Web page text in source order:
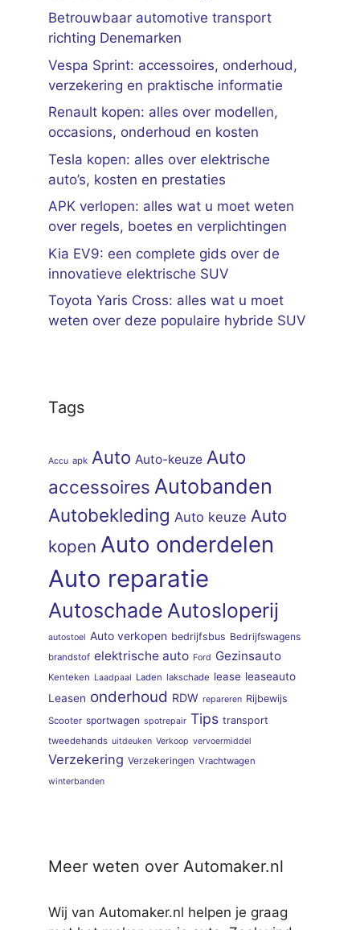
Betrouwbaar automotive transport
richting Denemarken
Vespa Sprint: accessoires, onderhoud,
verzekering en praktische informatie
Renault kopen: alles over modellen,
occasions, onderhoud en kosten
Tesla kopen: alles over elektrische
auto’s, kosten en prestaties
APK verlopen: alles wat u moet weten
over regels, boetes en verplichtingen
Kia EV9: een complete gids over de
innovatieve elektrische SUV
Toyota Yaris Cross: alles wat u moet
weten over deze populaire hybride SUV
Tags
Accu apk Auto Auto-keuze Auto
accessoires Autobanden
Autobekleding Auto keuze Auto
kopen Auto onderdelen
Auto reparatie
Autoschade Autosloperij
autostoel Auto verkopen bedrijfsbus Bedrijfswagens
brandstof elektrische auto Ford Gezinsauto
Kenteken Laadpaal Laden lakschade lease leaseauto
Leasen onderhoud RDW repareren Rijbewijs
Scooter sportwagen spotrepair Tips transport
tweedehands uitdeuken Verkoop vervoermiddel
Verzekering Verzekeringen Vrachtwagen
winterbanden
Meer weten over Automaker.nl
Wij van Automaker.nl helpen je graag